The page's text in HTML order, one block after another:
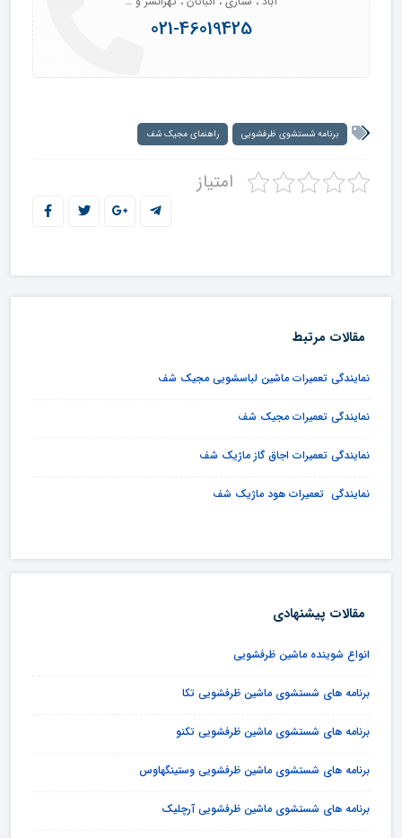
021-46019425
برنامه شستشوی ظرفشویی راهنمای مجیک شف
امتیاز
مقالات مرتبط
نمایندگی تعمیرات ماشین لباسشویی مجیک شف
نمایندگی تعمیرات مجیک شف
نمایندگی تعمیرات اجاق گاز ماژیک شف
نمایندگی تعمیرات هود ماژیک شف
مقالات پیشنهادی
انواع شوینده ماشین ظرفشویی
برنامه های شستشوی ماشین ظرفشویی تکا
برنامه های شستشوی ماشین ظرفشویی تکنو
برنامه های شستشوی ماشین ظرفشویی وستینگهاوس
برنامه های شستشوی ماشین ظرفشویی آرچلیک